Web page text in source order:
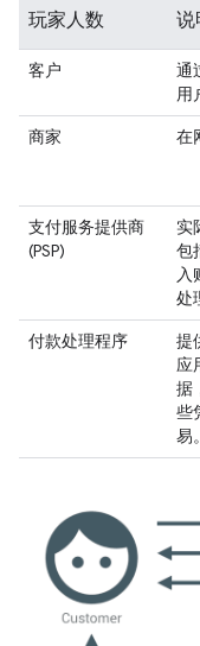
玩家人数 说
客户
通
用
商家 在
支付服务提供商
(PSP)
实
包
入
处
付款处理程序
提
应
据
些
易。